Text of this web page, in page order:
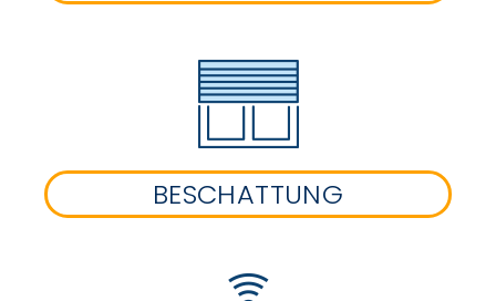
BESCHATTUNG